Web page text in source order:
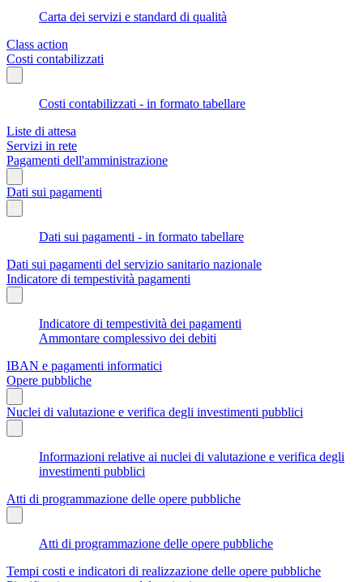
Carta dei servizi e standard di qualità
Class action
Costi contabilizzati
Costi contabilizzati - in formato tabellare
Liste di attesa
Servizi in rete
Pagamenti dell'amministrazione
Dati sui pagamenti
Dati sui pagamenti - in formato tabellare
Dati sui pagamenti del servizio sanitario nazionale
Indicatore di tempestività pagamenti
Indicatore di tempestività dei pagamenti
Ammontare complessivo dei debiti
IBAN e pagamenti informatici
Opere pubbliche
Nuclei di valutazione e verifica degli investimenti pubblici
Informazioni relative ai nuclei di valutazione e verifica degli
investimenti pubblici
Atti di programmazione delle opere pubbliche
Atti di programmazione delle opere pubbliche
Tempi costi e indicatori di realizzazione delle opere pubbliche